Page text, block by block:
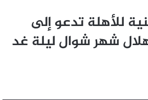
للأهلة تدعو إلى
شهر شوال ليلة غد